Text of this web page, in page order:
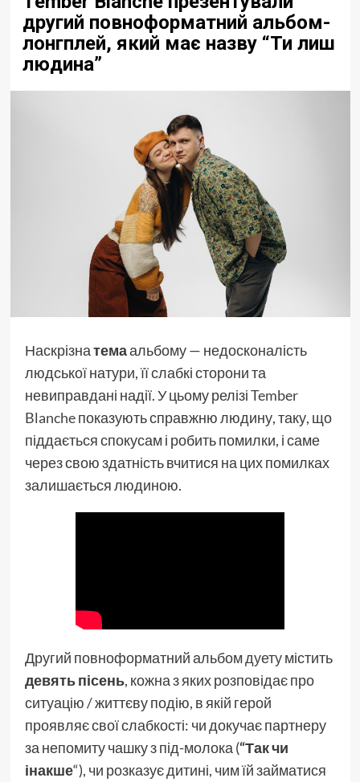
другий повноформатний альбом-
лонгплей, який має назву “Ти лиш
людина”
Наскрізнатемаальбому — недосконалість
людської натури, її слабкі сторони та
невиправдані надії. У цьому релізіTember
Blancheпоказують справжню людину, таку, що
піддається спокусам і робить помилки, і саме
через свою здатність вчитися на цих помилках
залишається людиною.
Другий повноформатний альбомдуетумістить
девять пісень, кожна з яких розповідає про
ситуацію / життєву подію, в якій герой
проявляє свої слабкості: чи докучає партнеру
за непомиту чашку з під-молока (“Так чи
інакше“), чи розказує дитині, чим їй займатися